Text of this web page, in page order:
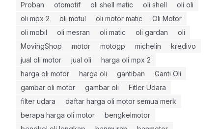
Proban
otomotif oli shell matic oli shell
oli oli
oli mpx 2
oli motul oli motor matic
Oli Motor
oli mobil
oli mesran oli matic oli gardan
oli
MovingShop
motor motogp michelin
kredivo
jual oli motor
jual oli
harga oli mpx 2
harga oli motor
harga oli gantiban
Ganti Oli
gambar oli motor
gambar oli
Fitler Udara
filter udara
daftar harga oli motor semua merk
berapa harga oli motor
bengkelmotor